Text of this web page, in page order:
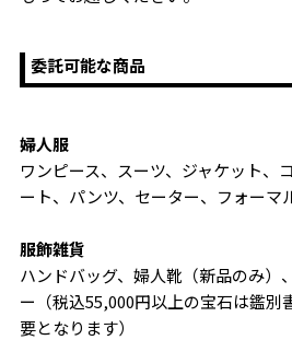
委託可能な商品
婦人服
ワンピース、スーツ、ジャケット、
ート、パンツ、セーター、フォーマ
服飾雑貨
ハンドバッグ、婦人靴（新品のみ）
ー（税込55,000円以上の宝石は鑑別
要となります）